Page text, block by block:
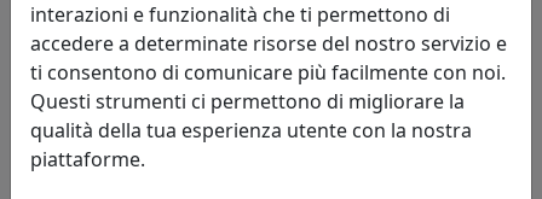
interazioni e funzionalità che ti permettono di
accedere a determinate risorse del nostro servizio e
ti consentono di comunicare più facilmente con noi.
Questi strumenti ci permettono di migliorare la
qualità della tua esperienza utente con la nostra
piattaforme.